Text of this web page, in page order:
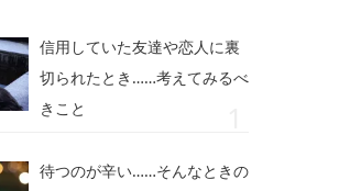
信用していた友達や恋人に裏
切られたとき……考えてみるべ
きこと
待つのが辛い……そんなときの